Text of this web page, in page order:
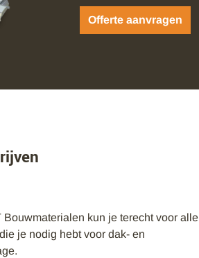
Offerte aanvragen
Bouwmaterialen kun je terecht voor alle
je nodig hebt voor dak- en